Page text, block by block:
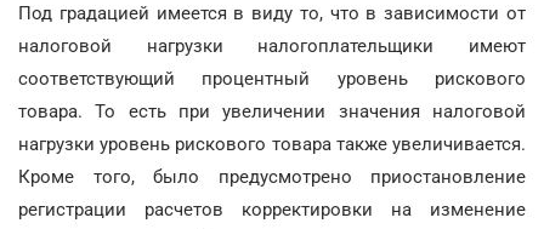
Под градацией имеется в виду то, что в зависимости от
налоговой нагрузки налогоплательщики имеют
соответствующий процентный уровень рискового
товара. То есть при увеличении значения налоговой
нагрузки уровень рискового товара также увеличивается.
Кроме того, было предусмотрено приостановление
регистрации расчетов корректировки на изменение